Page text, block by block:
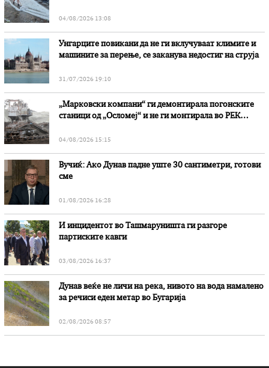
04/08/2026 13:08
Унгарците повикани да не ги вклучуваат климите и
машините за перење, се заканува недостиг на струја
31/07/2026 19:10
„Марковски компани“ ги демонтирала погонските
станици од „Осломеј“ и не ги монтирала во РЕК
04/08/2026 15:15
Вучиќ: Ако Дунав падне уште 30 сантиметри, готови
сме
01/08/2026 16:28
И инцидентот во Ташмаруништa ги разгоре
партиските кавги
03/08/2026 16:37
Дунав веќе не личи на река, нивото на вода намалено
за речиси еден метар во Бугарија
02/08/2026 08:57